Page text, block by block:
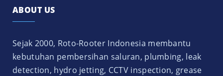
ABOUT US
Sejak 2000, Roto-Rooter Indonesia membantu
kebutuhan pembersihan saluran, plumbing, leak
detection, hydro jetting, CCTV inspection, grease